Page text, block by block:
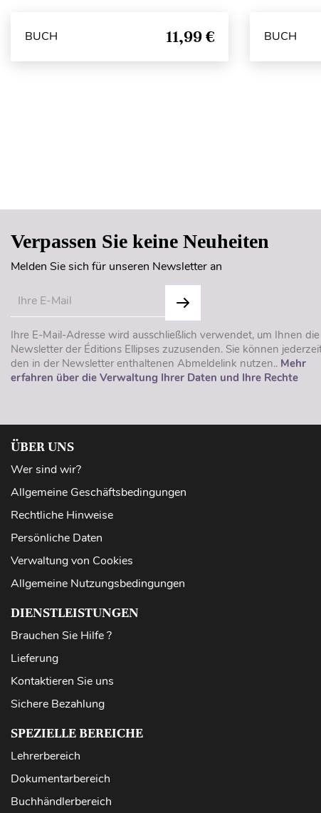
BUCH 11,99 € BUCH
Verpassen Sie keine Neuheiten
Melden Sie sich für unseren Newsletter an
Ihre E-Mail-Adresse wird ausschließlich verwendet, um Ihnen die
Newsletter der Éditions Ellipses zuzusenden. Sie können
den in der Newsletter enthaltenen Abmeldelink nutzen.. Mehr
erfahren über die Verwaltung Ihrer Daten und Ihre Rechte
ÜBER UNS
Wer sind wir?
Allgemeine Geschäftsbedingungen
Rechtliche Hinweise
Persönliche Daten
Verwaltung von Cookies
Allgemeine Nutzungsbedingungen
DIENSTLEISTUNGEN
Brauchen Sie Hilfe ?
Lieferung
Kontaktieren Sie uns
Sichere Bezahlung
SPEZIELLE BEREICHE
Lehrerbereich
Dokumentarbereich
Buchhändlerbereich